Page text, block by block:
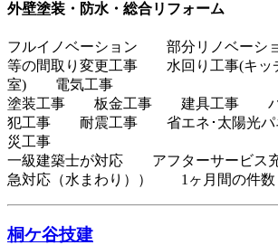
外壁塗装・防水・総合リフォーム
フルイノベーション 部分リノベー
等の間取り変更工事 水回り工事(キッ
室) 電気工事
塗装工事 板金工事 建具工事
犯工事 耐震工事 省エネ･太陽光
災工事
一級建築士が対応 アフターサービ
急対応（水まわり）） 1ヶ月間の件数
桐ケ谷技建